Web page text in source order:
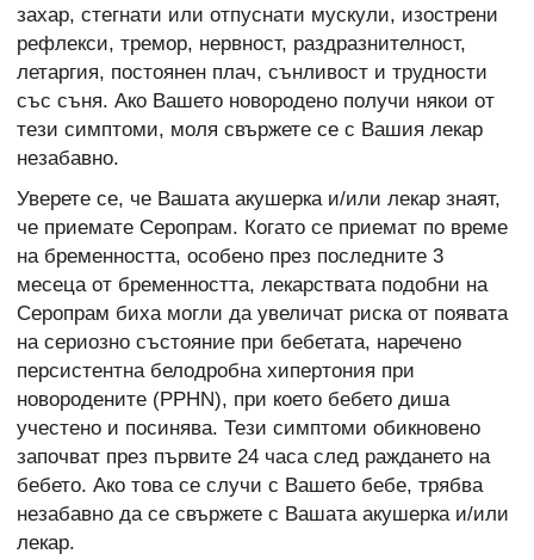
захар, стегнати или отпуснати мускули, изострени
рефлекси, тремор, нервност, раздразнителност,
летаргия, постоянен плач, сънливост и трудности
със съня. Ако Вашето новородено получи някои от
тези симптоми, моля свържете се с Вашия лекар
незабавно.
Уверете се, че Вашата акушерка и/или лекар знаят,
че приемате Серопрам. Когато се приемат по време
на бременността, особено през последните 3
месеца от бременността, лекарствата подобни на
Серопрам биха могли да увеличат риска от появата
на сериозно състояние при бебетата, наречено
персистентна белодробна хипертония при
новородените (PPHN), при което бебето диша
учестено и посинява. Тези симптоми обикновено
започват през първите 24 часа след раждането на
бебето. Ако това се случи с Вашето бебе, трябва
незабавно да се свържете с Вашата акушерка и/или
лекар.